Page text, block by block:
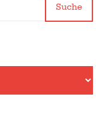
Suche